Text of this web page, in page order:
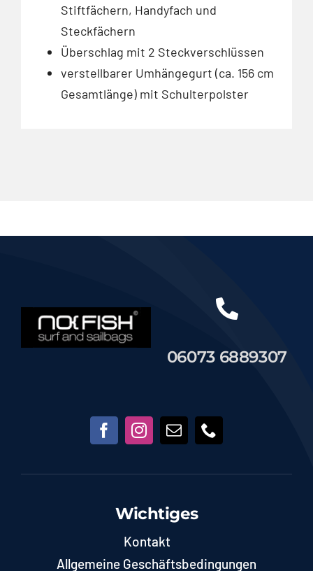
Stiftfächern, Handyfach und
Steckfächern
Überschlag mit 2 Steckverschlüssen
verstellbarer Umhängegurt (ca. 156 cm
Gesamtlänge) mit Schulterpolster
06073 6889307
Wichtiges
Kontakt
Allgemeine Geschäftsbedingungen